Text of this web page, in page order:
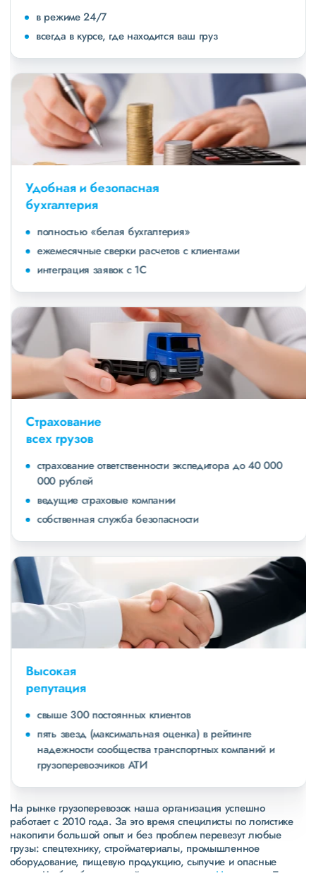
в режиме 24/7
всегда в курсе, где находится ваш груз
Удобная и безопасная
бухгалтерия
полностью «белая бухгалтерия»
ежемесячные сверки расчетов с клиентами
интеграция заявок с 1С
Страхование
всех грузов
страхование ответственности экспедитора до 40 000
000 рублей
ведущие страховые компании
собственная служба безопасности
Высокая
репутация
свыше 300 постоянных клиентов
пять звезд (максимальная оценка) в рейтинге
надежности сообщества транспортных компаний и
грузоперевозчиков АТИ
На рынке грузоперевозок наша организация успешно
работает с 2010 года. За это время специлисты по логистике
накопили большой опыт и без проблем перевезут любые
грузы: спецтехнику, стройматериалы, промышленное
оборудование, пищевую продукцию, сыпучие и опасные